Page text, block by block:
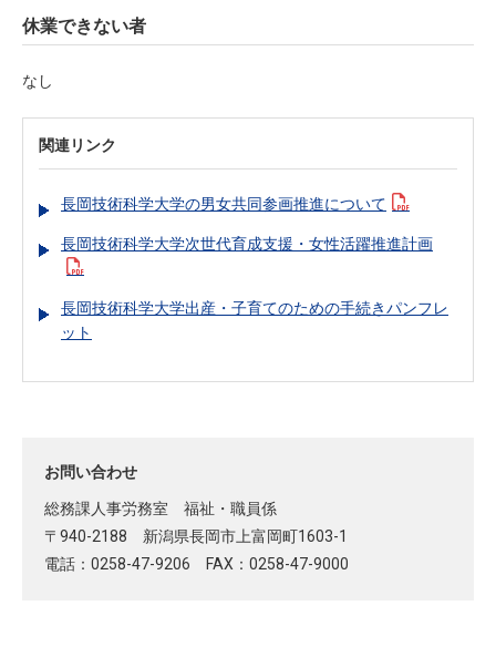
休業できない者
なし
関連リンク
長岡技術科学大学の男女共同参画推進について
長岡技術科学大学次世代育成支援・女性活躍推進計画
長岡技術科学大学出産・子育てのための手続きパンフレ
ット
お問い合わせ
総務課人事労務室 福祉・職員係
〒940-2188 新潟県長岡市上富岡町1603-1
電話：0258-47-9206 FAX：0258-47-9000